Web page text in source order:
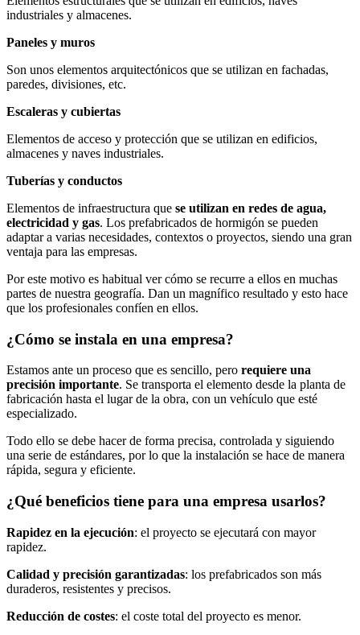
industriales y almacenes.
Paneles y muros
Son unos elementos arquitectónicos que se utilizan en fachadas,
paredes, divisiones, etc.
Escaleras y cubiertas
Elementos de acceso y protección que se utilizan en edificios,
almacenes y naves industriales.
Tuberías y conductos
Elementos de infraestructura que se utilizan en redes de agua,
electricidad y gas. Los prefabricados de hormigón se pueden
adaptar a varias necesidades, contextos o proyectos, siendo una gran
ventaja para las empresas.
Por este motivo es habitual ver cómo se recurre a ellos en muchas
partes de nuestra geografía. Dan un magnífico resultado y esto hace
que los profesionales confíen en ellos.
¿Cómo se instala en una empresa?
Estamos ante un proceso que es sencillo, pero requiere una
precisión importante. Se transporta el elemento desde la planta de
fabricación hasta el lugar de la obra, con un vehículo que esté
especializado.
Todo ello se debe hacer de forma precisa, controlada y siguiendo
una serie de estándares, por lo que la instalación se hace de manera
rápida, segura y eficiente.
¿Qué beneficios tiene para una empresa usarlos?
Rapidez en la ejecución: el proyecto se ejecutará con mayor
rapidez.
Calidad y precisión garantizadas: los prefabricados son más
duraderos, resistentes y precisos.
Reducción de costes: el coste total del proyecto es menor.